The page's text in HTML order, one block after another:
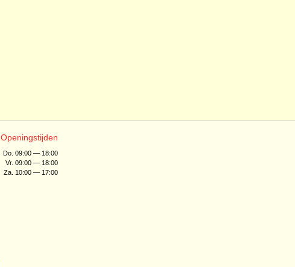
Openingstijden
Do. 09:00 — 18:00
Vr. 09:00 — 18:00
Za. 10:00 — 17:00